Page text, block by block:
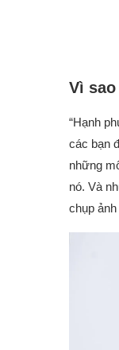
Vì
“Hạnh
các bạn
những
nó. Và
chụp